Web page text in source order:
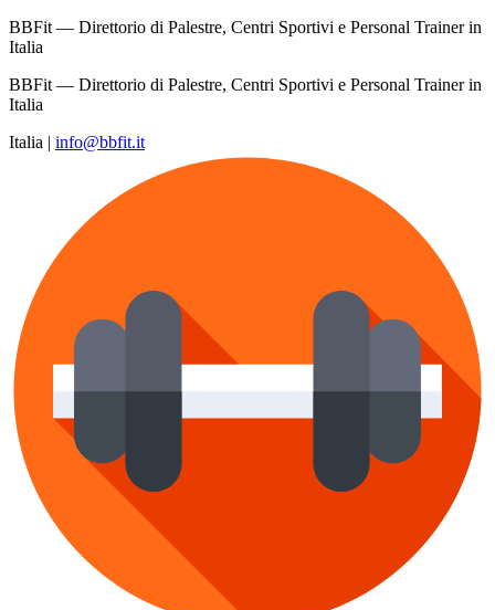
BBFit — Direttorio di Palestre, Centri Sportivi e Personal Trainer in
Italia
BBFit — Direttorio di Palestre, Centri Sportivi e Personal Trainer in
Italia
Italia | info@bbfit.it